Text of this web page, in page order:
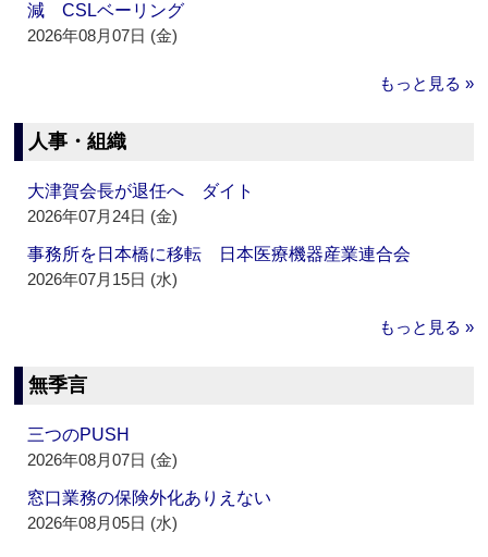
減 CSLベーリング
2026年08月07日 (金)
もっと見る »
人事・組織
大津賀会長が退任へ ダイト
2026年07月24日 (金)
事務所を日本橋に移転 日本医療機器産業連合会
2026年07月15日 (水)
もっと見る »
無季言
三つのPUSH
2026年08月07日 (金)
窓口業務の保険外化ありえない
2026年08月05日 (水)